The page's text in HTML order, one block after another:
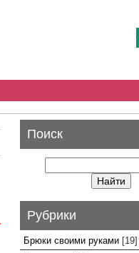
Поиск
Рубрики
Брюки своими руками [19]